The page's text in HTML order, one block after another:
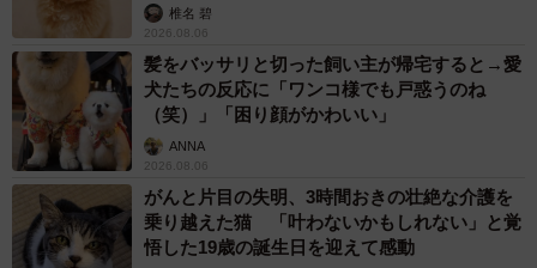
椎名 碧
2026.08.06
髪をバッサリと切った飼い主が帰宅すると→愛
犬たちの反応に「ワンコ様でも戸惑うのね
（笑）」「困り顔がかわいい」
ANNA
2026.08.06
がんと片目の失明、3時間おきの壮絶な介護を
乗り越えた猫 「叶わないかもしれない」と覚
悟した19歳の誕生日を迎えて感動